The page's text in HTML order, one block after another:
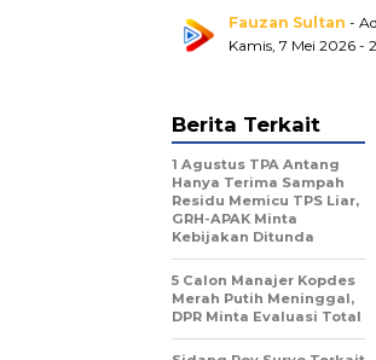
Fauzan Sultan -
Kamis, 7 Mei 2026 -
Berita Terkait
1 Agustus TPA Antang
Hanya Terima Sampah
Residu Memicu TPS Liar,
GRH-APAK Minta
Kebijakan Ditunda
5 Calon Manajer Kopdes
Merah Putih Meninggal,
DPR Minta Evaluasi Total